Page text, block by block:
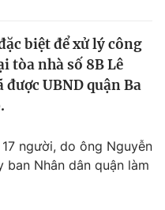
biệt để xử lý công
tòa nhà số 8B Lê
UBND quận Ba
người, do ông Nguyễn
ban Nhân dân quận làm